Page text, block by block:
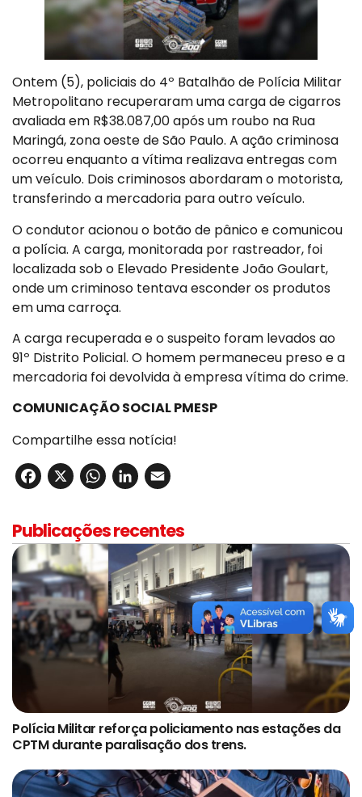
Ontem (5), policiais do 4º Batalhão de Polícia Militar
Metropolitano recuperaram uma carga de cigarros
avaliada em R$38.087,00 após um roubo na Rua
Maringá, zona oeste de São Paulo. A ação criminosa
ocorreu enquanto a vítima realizava entregas com
um veículo. Dois criminosos abordaram o motorista,
transferindo a mercadoria para outro veículo.
O condutor acionou o botão de pânico e comunicou
a polícia. A carga, monitorada por rastreador, foi
localizada sob o Elevado Presidente João Goulart,
onde um criminoso tentava esconder os produtos
em uma carroça.
A carga recuperada e o suspeito foram levados ao
91º Distrito Policial. O homem permaneceu preso e a
mercadoria foi devolvida à empresa vítima do crime.
COMUNICAÇÃO SOCIAL PMESP
Compartilhe essa notícia!
Facebook
X WhatsApp
LinkedIn
Publicações recentes
Polícia Militar reforça policiamento nas estações da
CPTM durante paralisação dos trens.